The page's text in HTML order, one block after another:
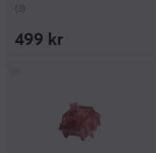
(3)
499 kr